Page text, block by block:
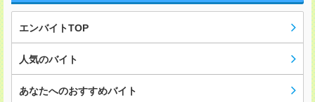
エンバイトTOP
人気のバイト
あなたへのおすすめバイト